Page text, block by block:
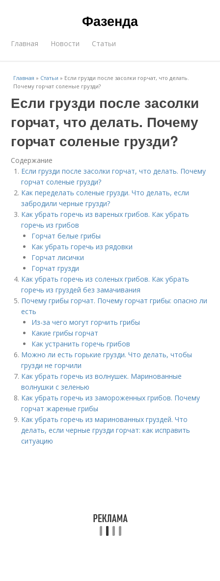
Фазенда
Главная Новости Статьи
Главная » Статьи » Если грузди после засолки горчат, что делать.
Почему горчат соленые грузди?
Если грузди после засолки
горчат, что делать. Почему
горчат соленые грузди?
Содержание
Если грузди после засолки горчат, что делать. Почему
горчат соленые грузди?
Как переделать соленые грузди. Что делать, если
забродили черные грузди?
Как убрать горечь из вареных грибов. Как убрать
горечь из грибов
Горчат белые грибы
Как убрать горечь из рядовки
Горчат лисички
Горчат грузди
Как убрать горечь из соленых грибов. Как убрать
горечь из груздей без замачивания
Почему грибы горчат. Почему горчат грибы: опасно ли
есть
Из-за чего могут горчить грибы
Какие грибы горчат
Как устранить горечь грибов
Можно ли есть горькие грузди. Что делать, чтобы
грузди не горчили
Как убрать горечь из волнушек. Маринованные
волнушки с зеленью
Как убрать горечь из замороженных грибов. Почему
горчат жареные грибы
Как убрать горечь из маринованных груздей. Что
делать, если черные грузди горчат: как исправить
ситуацию